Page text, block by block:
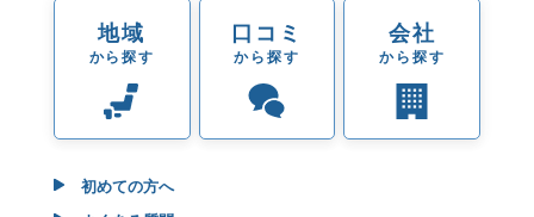
地域
から探す
口コミ
から探す
会社
から探す
初めての方へ